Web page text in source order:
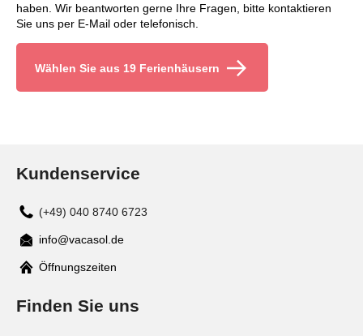
haben. Wir beantworten gerne Ihre Fragen, bitte kontaktieren
Sie uns per E-Mail oder telefonisch.
Wählen Sie aus 19 Ferienhäusern
Kundenservice
(+49) 040 8740 6723
Mail
info@vacasol.de
Öffnungszeiten
Finden Sie uns